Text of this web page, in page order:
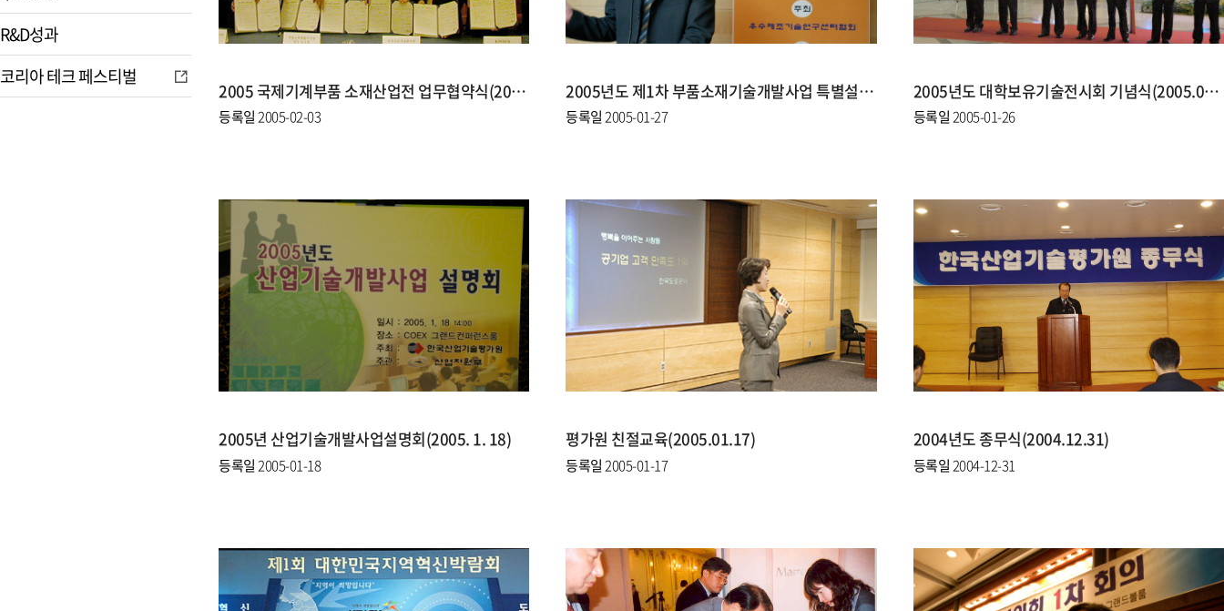
R&D성과
코리아 테크 페스티벌
2005 국제기계부품 소재산업전 업무협약식(2005.02.03)
등록일2005-02-03
2005년도 제1차 부품소재기술개발사업 특별설명회(2005.01.27)
등록일2005-01-27
2005년도 대학보유기술전시회 기념식(2005.01.26)
등록일2005-01-26
2005년 산업기술개발사업설명회(2005. 1. 18)
등록일2005-01-18
평가원 친절교육(2005.01.17)
등록일2005-01-17
2004년도 종무식(2004.12.31)
등록일2004-12-31